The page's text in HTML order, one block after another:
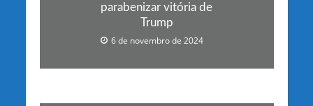
parabenizar vitória de
Trump
6 de novembro de 2024